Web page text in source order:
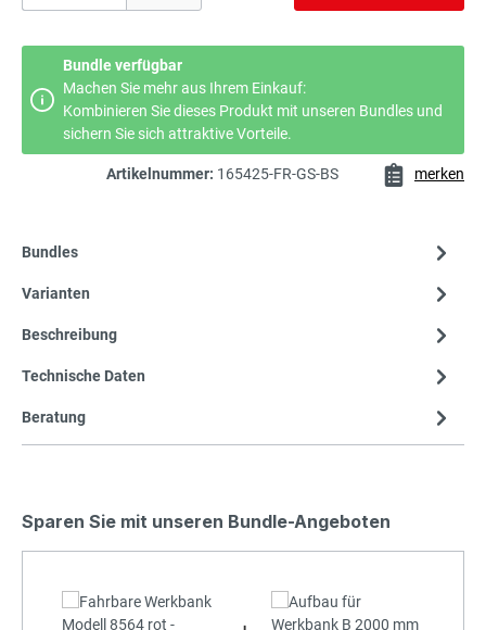
Bundle verfügbar
Machen Sie mehr aus Ihrem Einkauf:
Kombinieren Sie dieses Produkt mit unseren Bundles und
sichern Sie sich attraktive Vorteile.
Artikelnummer: 165425-FR-GS-BS merken
Bundles
Varianten
Beschreibung
Technische Daten
Beratung
Sparen Sie mit unseren Bundle-Angeboten